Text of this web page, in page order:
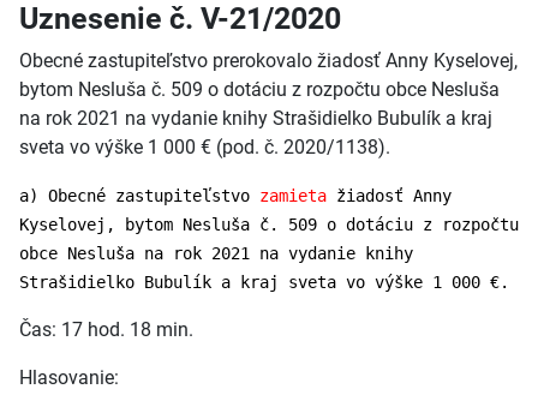
Uznesenie č. V-21/2020
Obecné zastupiteľstvo prerokovalo žiadosť Anny Kyselovej,
bytom Nesluša č. 509 o dotáciu z rozpočtu obce Nesluša
na rok 2021 na vydanie knihy Strašidielko Bubulík a kraj
sveta vo výške 1 000 € (pod. č. 2020/1138).
a) Obecné zastupiteľstvo zamieta žiadosť Anny
Kyselovej, bytom Nesluša č. 509 o dotáciu z rozpočtu
obce Nesluša na rok 2021 na vydanie knihy
Strašidielko Bubulík a kraj sveta vo výške 1 000 €.
Čas: 17 hod. 18 min.
Hlasovanie: